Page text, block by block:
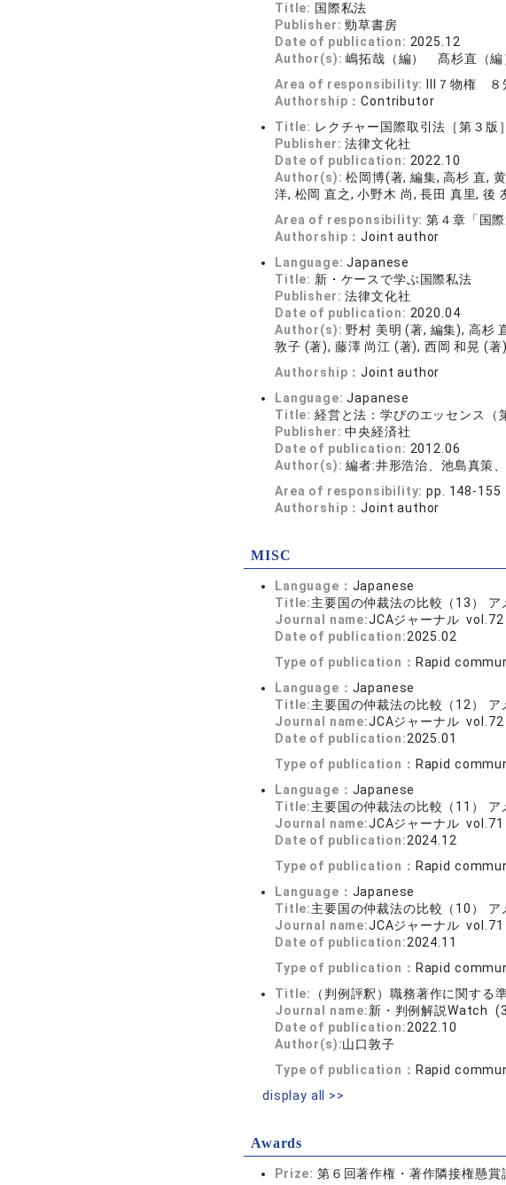
Title: 国際私法
Publisher:勁草書房
Date of publication: 2025.12
Author(s):嶋拓哉（編） 髙杉直（編
Area of responsibility:
Ⅲ７物権 ８
Authorship：Contributor
Title: レクチャー国際取引法［第３版］
Publisher:法律文化社
Date of publication: 2022.10
Author(s):松岡博(著, 編集, 高杉 直,
洋, 松岡 直之, 小野木 尚, 長田 真里, 後
Area of responsibility:第４章「国
Authorship：Joint author
Language:Japanese
Title: 新・ケースで学ぶ国際私法
Publisher:法律文化社
Date of publication: 2020.04
Author(s): 野村 美明 (著, 編集), 高杉
敦子 (著), 藤澤 尚江 (著), 西岡 和晃 (
Authorship：Joint author
Language:Japanese
Title: 経営と法：学びのエッセンス（
Publisher:中央経済社
Date of publication: 2012.06
Author(s):編者:井形浩治、池島真策
Area of responsibility:pp. 148-155
Authorship：Joint author
MISC
Language： Japanese
Title:主要国の仲裁法の比較（13） ア
Journal name:JCAジャーナル
Date of publication:2025.02
Type of publication： Rapid
Language： Japanese
Title:主要国の仲裁法の比較（12） ア
Journal name:JCAジャーナル
Date of publication:2025.01
Type of publication： Rapid
Language： Japanese
Title:主要国の仲裁法の比較（11） ア
Journal name:JCAジャーナル
Date of publication:2024.12
Type of publication： Rapid
Language： Japanese
Title:主要国の仲裁法の比較（10） ア
Journal name:JCAジャーナル
Date of publication:2024.11
Type of publication： Rapid
Title:
（判例評釈）職務著作に関する
Journal name:新・判例解説Watch
Date of publication:2022.10
Author(s):山口敦子
Type of publication： Rapid
display all >>
Awards
Prize: 第６回著作権・著作隣接権懸賞